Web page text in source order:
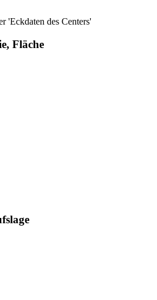
'Eckdaten des Centers'
Fläche